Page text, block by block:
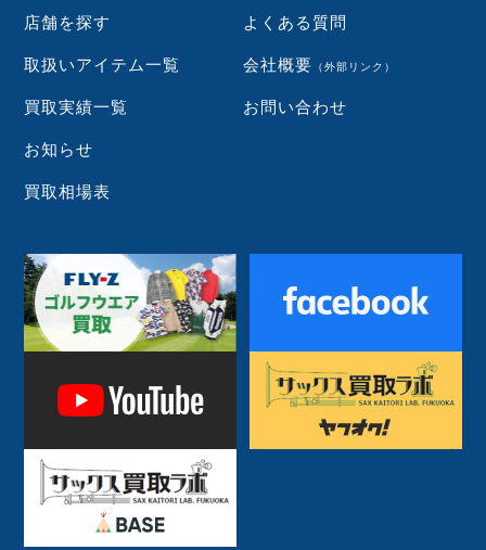
店舗を探す
取扱いアイテム一覧
買取実績一覧
お知らせ
買取相場表
よくある質問
会社概要 （外部リンク）
お問い合わせ